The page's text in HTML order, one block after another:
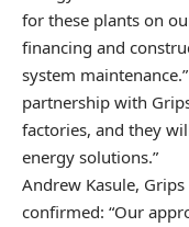
for these plants on
financing and
system
partnership with
factories, and they
energy solutions.”
Andrew Kasule, Grips
confirmed: “Our